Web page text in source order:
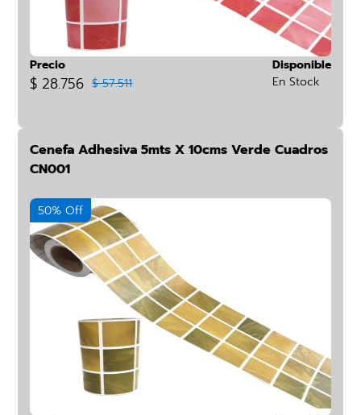
Precio
$ 28.756 $ 57.511
Disponible
En Stock
Cenefa Adhesiva 5mts X 10cms Verde Cuadros
CN001
50% Off